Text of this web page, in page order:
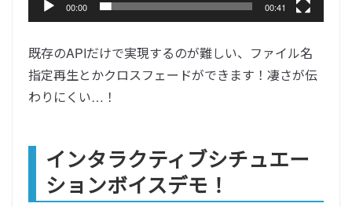
00:00 00:41
既存のAPIだけで実現するのが難しい、ファイル名
指定再生とかクロスフェードができます！凄さが伝
わりにくい…！
インタラクティブシチュエー
ションボイスデモ！